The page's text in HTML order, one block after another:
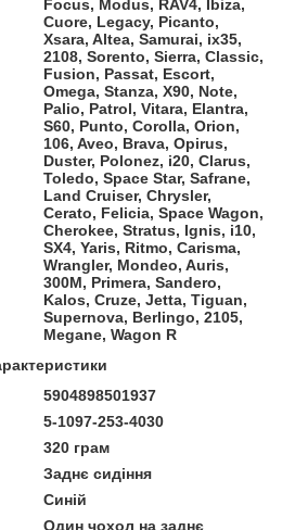
Focus, Modus, RAV4, Ibiza,
Cuore, Legacy, Picanto,
Xsara, Altea, Samurai, ix35,
2108, Sorento, Sierra, Classic,
Fusion, Passat, Escort,
Omega, Stanza, X90, Note,
Palio, Patrol, Vitara, Elantra,
S60, Punto, Corolla, Orion,
106, Aveo, Brava, Opirus,
Duster, Polonez, i20, Clarus,
Toledo, Space Star, Safrane,
Land Cruiser, Chrysler,
Cerato, Felicia, Space Wagon,
Cherokee, Stratus, Ignis, i10,
SX4, Yaris, Ritmo, Carisma,
Wrangler, Mondeo, Auris,
300M, Primera, Sandero,
Kalos, Cruze, Jetta, Tiguan,
Supernova, Berlingo, 2105,
Megane, Wagon R
5904898501937
5-1097-253-4030
320 грам
Заднє сидіння
Синій
Один чохол на заднє